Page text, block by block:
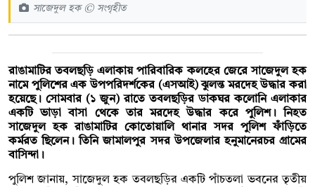
সাজেদুল হক © সংগৃহীত
রাঙামাটির তবলছড়ি এলাকায় পারিবারিক কলহের জেরে সাজেদুল হক
নামে পুলিশের এক উপপরিদর্শকের (এসআই) ঝুলন্ত মরদেহ উদ্ধার করা
হয়েছে। সোমবার (১ জুন) রাতে তবলছড়ির ডাকঘর কলোনি এলাকার
একটি ভাড়া বাসা থেকে তার মরদেহ উদ্ধার করে পুলিশ। নিহত
সাজেদুল হক রাঙামাটির কোতোয়ালি থানার সদর পুলিশ ফাঁড়িতে
কর্মরত ছিলেন। তিনি জামালপুর সদর উপজেলার হনুমানেরচর গ্রামের
বাসিন্দা।
পুলিশ জানায়, সাজেদুল হক তবলছড়ির একটি পাঁচতলা ভবনের তৃতীয়